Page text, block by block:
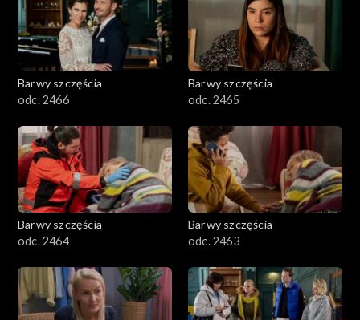
Barwy szczęścia
odc. 2466
Barwy szczęścia
odc. 2465
Barwy szczęścia
odc. 2464
Barwy szczęścia
odc. 2463